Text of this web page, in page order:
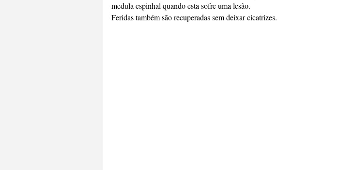
medula espinhal quando esta sofre uma lesão.
Feridas também são recuperadas sem deixar cicatrizes.